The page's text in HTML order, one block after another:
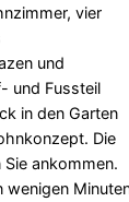
vier
und
und Fussteil
in den Garten
Die
ankommen.
wenigen